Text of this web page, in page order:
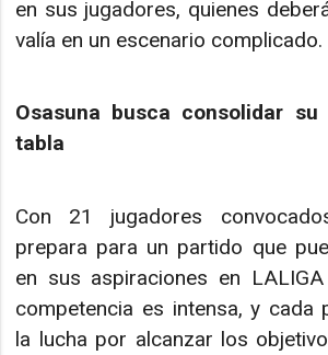
en sus jugadores, quienes
valía en un escenario complicado.
Osasuna busca consolidar
tabla
Con 21 jugadores
prepara para un partido que
en sus aspiraciones en LALIGA
competencia es intensa, y cada
la lucha por alcanzar los